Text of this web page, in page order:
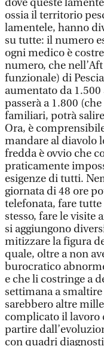
dove queste
ossia il territorio
lamentele, hanno
su tutte: il numero
ogni medico è
numero, che
funzionale) di
aumentato da
passerà a 1.800
familiari, potrà
Ora, è
mandare al diavolo
fredda è ovvio che
praticamente
esigenze di tutti.
giornata di 48 ore
telefonata, fare
stesso, fare le
si aggiungono
mitizzare la figura
quale, oltre a non
burocratico
e che li costringe a
settimana a
sarebbero altre
complicato il lavoro
partire
con quadri